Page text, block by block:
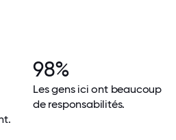
98%
Les gens ici ont beaucoup
de responsabilités.